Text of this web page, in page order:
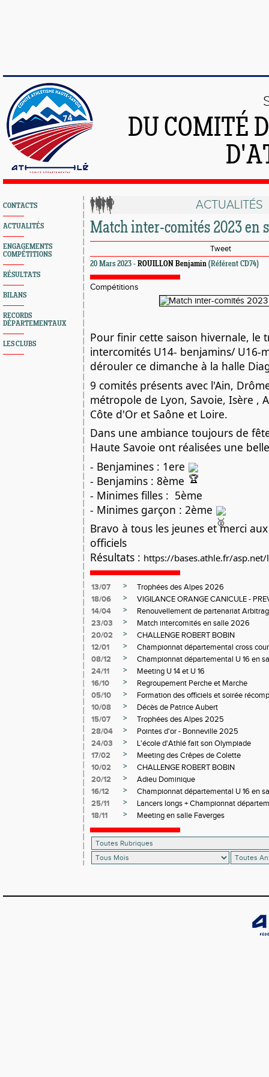
DU COMITÉ
CONTACTS
ACTUALITÉS
ENGAGEMENTS
COMPÉTITIONS
RÉSULTATS
BILANS
RECORDS
DÉPARTEMENTAUX
LES CLUBS
ACTUALITÉS
Match inter-comités 2023 en
Tweet
20 Mars 2023 - ROUILLON Benjamin (Référent CD74)
Compétitions
Pour finir cette saison hivernale, le
intercomités U14- benjamins/ U16-
dérouler ce dimanche à la halle
9 comités présents avec l'Ain,
métropole de Lyon, Savoie, Isère ,
Côte d'Or et Saône et Loire.
Dans une ambiance toujours de
Haute Savoie ont réalisées une
- Benjamines : 1ere
- Benjamins : 8ème
- Minimes filles :  5ème
- Minimes garçon : 2ème
Bravo à tous les jeunes et merci
officiels
Résultats : https://bases.athle.fr/asp.net/
13/07 >
Trophées des Alpes 2026
18/06
>
VIGILANCE ORANGE CANICULE -
14/04
>
Renouvellement de partenariat
23/03
>
Match intercomités en salle 2026
20/02
>
CHALLENGE ROBERT BOBIN
12/01
>
Championnat départemental cross
08/12
>
Championnat départemental U 16 en
24/11
>
Meeting U 14 et U 16
16/10
>
Regroupement Perche et Marche
05/10
>
Formation des officiels et soirée
10/08
>
Décès de Patrice Aubert
15/07
>
Trophées des Alpes 2025
28/04
>
Pointes d'or - Bonneville 2025
24/03
>
L'école d'Athlé fait son Olympiade
17/02
>
Meeting des Crêpes de Colette
10/02
>
CHALLENGE ROBERT BOBIN
20/12
>
Adieu Dominique
16/12
>
Championnat départemental U 16 en
25/11
>
Lancers longs + Championnat
18/11
> Meeting en salle Faverges